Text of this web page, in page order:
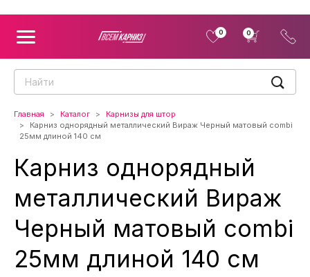
0 0
Главная Каталог
Карнизы для штор
Карниз однорядный металлический Вираж Черный матовый combi
25мм длиной 140 см
Карниз однорядный
металлический Вираж
Черный матовый combi
25мм длиной 140 см